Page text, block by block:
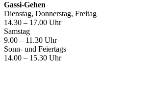
Gassi-Gehen
Dienstag, Donnerstag, Freitag
14.30 – 17.00 Uhr
Samstag
9.00 – 11.30 Uhr
Sonn- und Feiertags
14.00 – 15.30 Uhr